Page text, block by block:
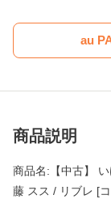
au
商品説明
商品名:【中古】
藤 スス / リブレ [